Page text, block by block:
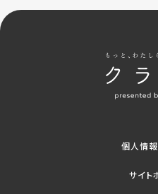
個人情
サイト